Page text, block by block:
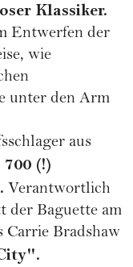
Klassiker.
Entwerfen der
wie
unter den Arm
aus
(!)
Verantwortlich
der Baguette am
Carrie Bradshaw